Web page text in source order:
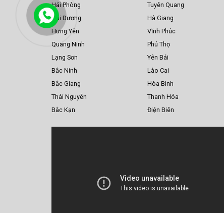
Hải Phòng
Hải Dương
Hưng Yên
Quang Ninh
Lạng Sơn
Bắc Ninh
Bắc Giang
Thái Nguyên
Bắc Kạn
Tuyên Quang
Hà Giang
Vĩnh Phúc
Phú Thọ
Yên Bái
Lào Cai
Hòa Bình
Thanh Hóa
Điện Biên